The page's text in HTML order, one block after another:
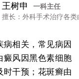
白癜风等
相关，常见病因
癜风因黑色素细胞
时干预；花斑癣由